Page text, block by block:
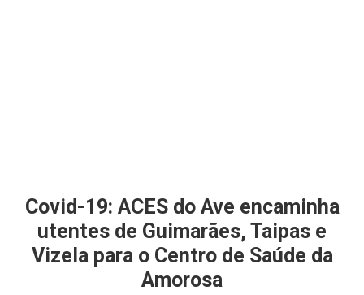
Covid-19: ACES do Ave encaminha
utentes de Guimarães, Taipas e
Vizela para o Centro de Saúde da
Amorosa